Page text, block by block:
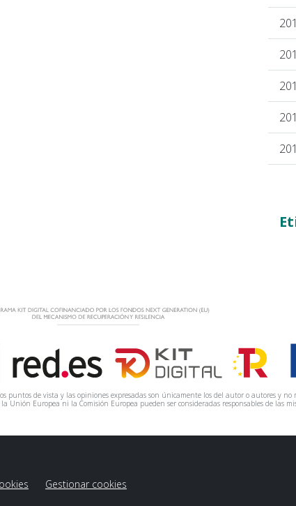
puntos de vista y las opiniones expresadas son únicamente los del autor o autores y
Unión Europea ni la Comisión Europea pueden ser consideradas responsables de las
Gestionar cookies